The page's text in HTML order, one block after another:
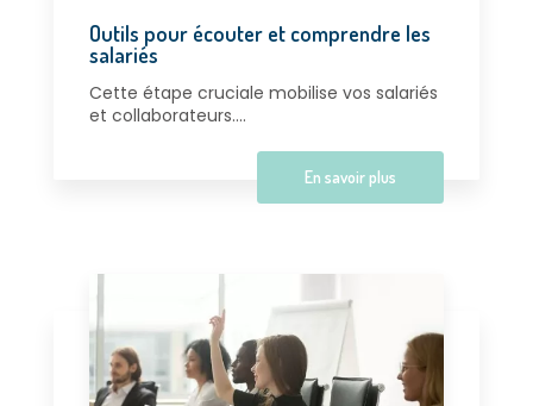
Outils pour écouter et comprendre les
salariés
Cette étape cruciale mobilise vos salariés
et collaborateurs....
En savoir plus